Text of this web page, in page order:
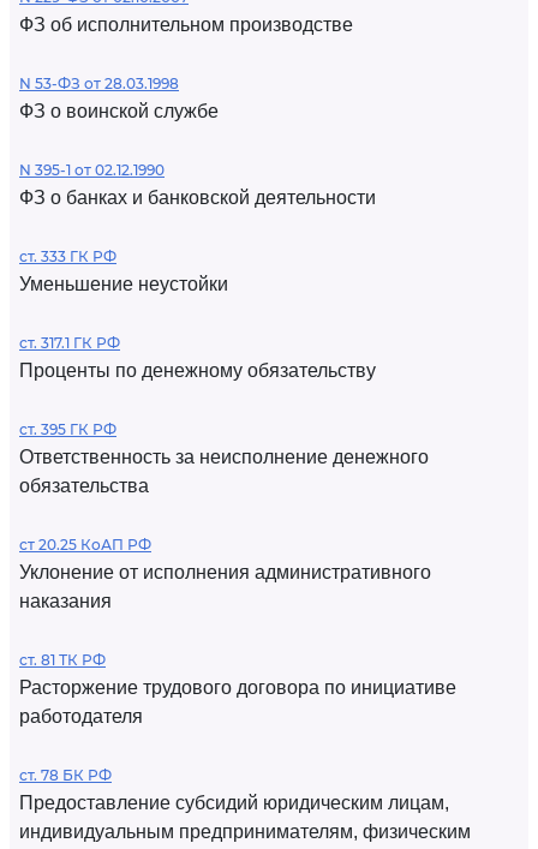
ФЗ об исполнительном производстве
N 53-ФЗ от 28.03.1998
ФЗ о воинской службе
N 395-1 от 02.12.1990
ФЗ о банках и банковской деятельности
ст. 333 ГК РФ
Уменьшение неустойки
ст. 317.1 ГК РФ
Проценты по денежному обязательству
ст. 395 ГК РФ
Ответственность за неисполнение денежного
обязательства
ст 20.25 КоАП РФ
Уклонение от исполнения административного
наказания
ст. 81 ТК РФ
Расторжение трудового договора по инициативе
работодателя
ст. 78 БК РФ
Предоставление субсидий юридическим лицам,
индивидуальным предпринимателям, физическим